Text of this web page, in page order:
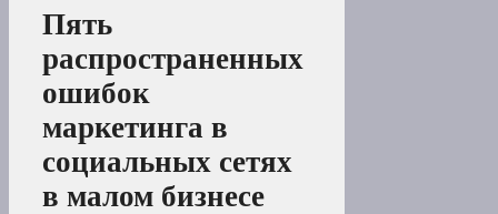
Пять
распространенных
ошибок
маркетинга в
социальных сетях
в малом бизнесе